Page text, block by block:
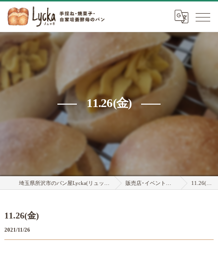
11.26(金)
販売店･イベント情報 11.26(金)
11.26(金)
2021/11/26